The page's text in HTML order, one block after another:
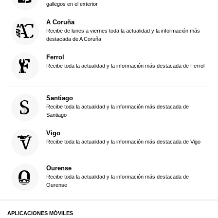
gallegos en el exterior
A Coruña
Recibe de lunes a viernes toda la actualidad y la información más
destacada de A Coruña
Ferrol
Recibe toda la actualidad y la información más destacada de Ferrol
Santiago
Recibe toda la actualidad y la información más destacada de
Santiago
Vigo
Recibe toda la actualidad y la información más destacada de Vigo
Ourense
Recibe toda la actualidad y la información más destacada de
Ourense
APLICACIONES MÓVILES